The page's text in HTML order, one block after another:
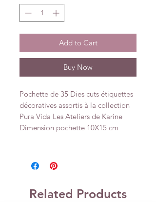
Add to Cart
Buy Now
Pochette de 35 Dies cuts étiquettes
décoratives assortis à la collection
Pura Vida Les Ateliers de Karine
Dimension pochette 10X15 cm
Related Products